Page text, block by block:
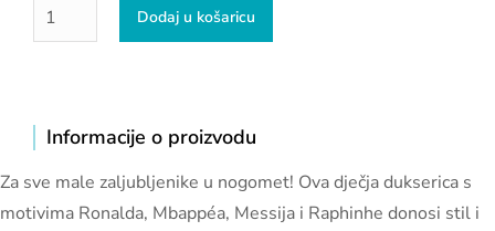
Dodaj u košaricu
Informacije o proizvodu
Za sve male zaljubljenike u nogomet! Ova dječja dukserica s
motivima Ronalda, Mbappéa, Messija i Raphinhe donosi stil i